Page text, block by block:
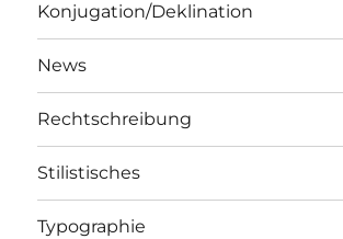
Konjugation/Deklination
News
Rechtschreibung
Stilistisches
Typographie